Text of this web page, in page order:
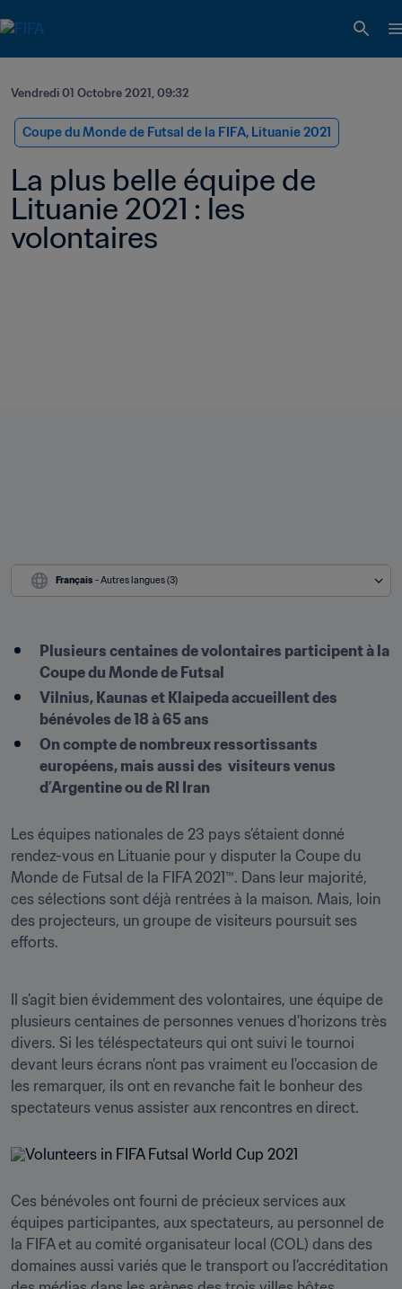
Vendredi 01 Octobre 2021, 09:32
Coupe du Monde de Futsal de la FIFA, Lituanie 2021
La plus belle équipe de
Lituanie 2021 : les
volontaires
Français - Autres langues (3)
Plusieurs centaines de volontaires participent à la
Coupe du Monde de Futsal
Vilnius, Kaunas et Klaipeda accueillent des
bénévoles de 18 à 65 ans
On compte de nombreux ressortissants
européens, mais aussi des  visiteurs venus
d’Argentine ou de RI Iran
Les équipes nationales de 23 pays s’étaient donné
rendez-vous en Lituanie pour y disputer la Coupe du
Monde de Futsal de la FIFA 2021™. Dans leur majorité,
ces sélections sont déjà rentrées à la maison. Mais, loin
des projecteurs, un groupe de visiteurs poursuit ses
efforts.
Il s’agit bien évidemment des volontaires, une équipe de
plusieurs centaines de personnes venues d’horizons très
divers. Si les téléspectateurs qui ont suivi le tournoi
devant leurs écrans n’ont pas vraiment eu l'occasion de
les remarquer, ils ont en revanche fait le bonheur des
spectateurs venus assister aux rencontres en direct.
Ces bénévoles ont fourni de précieux services aux
équipes participantes, aux spectateurs, au personnel de
la FIFA et au comité organisateur local (COL) dans des
domaines aussi variés que le transport ou l’accréditation